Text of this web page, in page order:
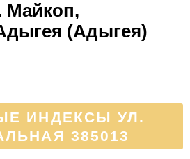
Майкоп,
(Адыгея)
ИНДЕКСЫ УЛ.
385013